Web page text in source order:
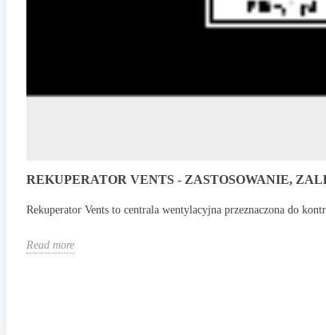
REKUPERATOR VENTS - ZASTOSOWANIE,
Rekuperator Vents to centrala wentylacyjna przeznaczona do
Read more